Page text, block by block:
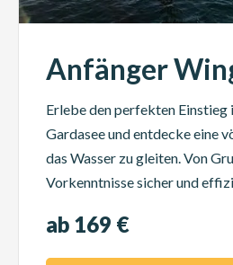
Anfänger
Erlebe den perfekten Einstieg
Gardasee und entdecke eine
das Wasser zu gleiten. Von
Vorkenntnisse sicher und
ab 169 €